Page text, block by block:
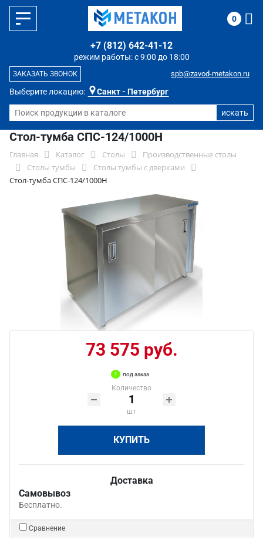
Выберите локацию: Санкт - Петербург
режим работы: с 9:00 до 18:00
+7 (812) 642-41-12
spb@zavod-metakon.ru
ЗАКАЗАТЬ ЗВОНОК
0
Стол-тумба СПС-124/1000Н
Главная Каталог Столы
Производственные столы
Столы тумбы
Столы тумбы с дверками
Стол-тумба СПС-124/1000Н
73 575 руб.
под заказ
Количество
шт
КУПИТЬ
Доставка
Самовывоз
Бесплатно.
Сравнение